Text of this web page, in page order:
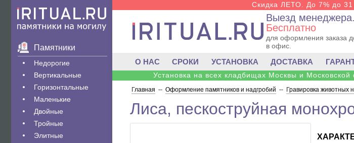
Памятники
Недорогие
Вертикальные
Горизонтальные
Маленькие
Двойные
Тройные
Элитные
Скидка ЛЕТО. До 7% до 31
Выезд менеджера.
Бесплатно
для оформления заказа
в офис.
О НАС СРОКИ УСТАНОВКА ДОСТАВКА
Установка на всех кладбищах Москвы и
Главная -- Оформление памятников и надгробий -- Гравировка животных
Лиса, пескоструйная